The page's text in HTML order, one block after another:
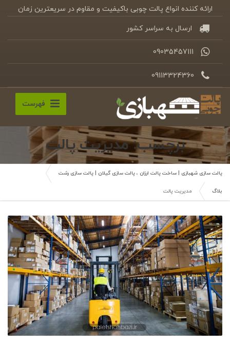
ارائه کننده انواع پالت چوبی باکیفیت و مقاوم در سریعترین زمان
ارسال به سراسر کشور
09035457111
09113324360
فهرست
برچسب: مدیریت پالت
پالت سازی شهبازی | ساخت پالت ارزان ، پالت سازی گیلان | پالت سازی رشت
بلاگ مدیریت پالت